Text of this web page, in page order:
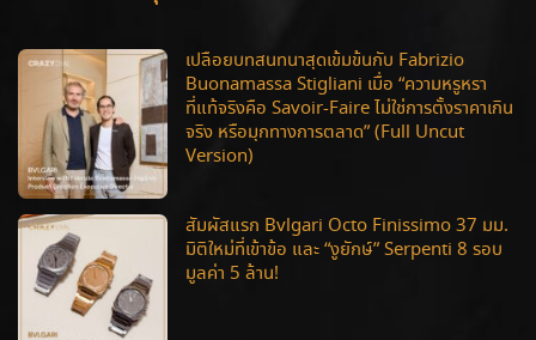
เปลือยบทสนทนาสุดเข้มข้นกับ Fabrizio
Buonamassa Stigliani เมื่อ “ความหรูหรา
ที่แท้จริงคือ Savoir-Faire ไม่ใช่การตั้งราคาเกิน
จริง หรือมุกทางการตลาด” (Full Uncut
Version)
สัมผัสแรก Bvlgari Octo Finissimo 37 มม.
มิติใหม่ที่เข้าข้อ และ “งูยักษ์” Serpenti 8 รอบ
มูลค่า 5 ล้าน!